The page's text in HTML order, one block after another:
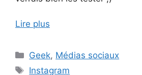
Lire plus
Catégories
Geek, Médias sociaux
Étiquettes
Instagram